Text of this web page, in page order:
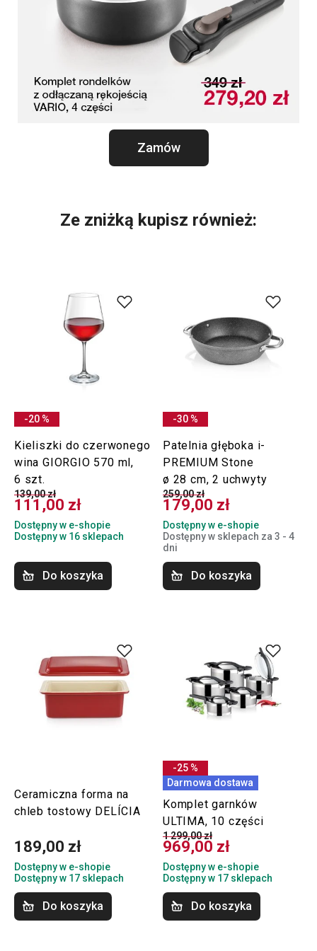
Zamów
Ze zniżką kupisz również:
-20 %
Kieliszki do czerwonego
wina GIORGIO 570 ml,
6 szt.
139,00 zł
111,00 zł
Dostępny w e-shopie
Dostępny w 16 sklepach
Do koszyka
-30 %
Patelnia głęboka i-
PREMIUM Stone
ø 28 cm, 2 uchwyty
259,00 zł
179,00 zł
Dostępny w e-shopie
Dostępny w sklepach za 3 - 4
dni
Do koszyka
Ceramiczna forma na
chleb tostowy DELÍCIA
189,00 zł
Dostępny w e-shopie
Dostępny w 17 sklepach
Do koszyka
-25 %
Darmowa dostawa
Komplet garnków
ULTIMA, 10 części
1 299,00 zł
969,00 zł
Dostępny w e-shopie
Dostępny w 17 sklepach
Do koszyka